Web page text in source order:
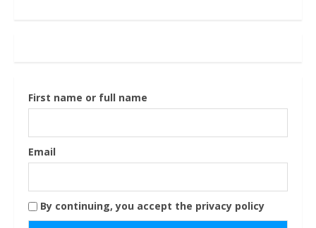
First name or full name
Email
By continuing, you accept the privacy policy